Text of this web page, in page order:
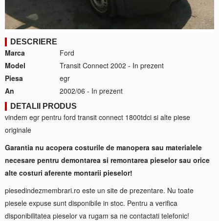
DESCRIERE
Marca
Ford
Model
Transit Connect 2002 - In prezent
Piesa
egr
An
2002/06 - In prezent
DETALII PRODUS
vindem egr pentru ford transit connect 1800tdci si alte piese
originale
Garantia nu acopera costurile de manopera sau materialele
necesare pentru demontarea si remontarea pieselor sau orice
alte costuri aferente montarii pieselor!
piesedindezmembrari.ro este un site de prezentare. Nu toate
piesele expuse sunt disponibile in stoc. Pentru a verifica
disponibilitatea pieselor va rugam sa ne contactati telefonic!